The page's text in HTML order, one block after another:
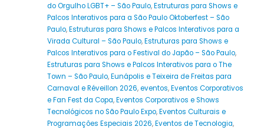
do Orgulho LGBT+ – São Paulo,Estruturas para Shows e
Palcos Interativos para a São Paulo Oktoberfest – São
Paulo,Estruturas para Shows e Palcos Interativos para a
Virada Cultural – São Paulo,Estruturas para Shows e
Palcos Interativos para o Festival do Japão – São Paulo,
Estruturas para Shows e Palcos Interativos para o The
Town – São Paulo,Eunápolis e Teixeira de Freitas para
Carnaval e Réveillon 2026,eventos,Eventos Corporativos
e Fan Fest da Copa,Eventos Corporativos e Shows
Tecnológicos no São Paulo Expo,Eventos Culturais e
Programações Especiais 2026,Eventos de Tecnologia,